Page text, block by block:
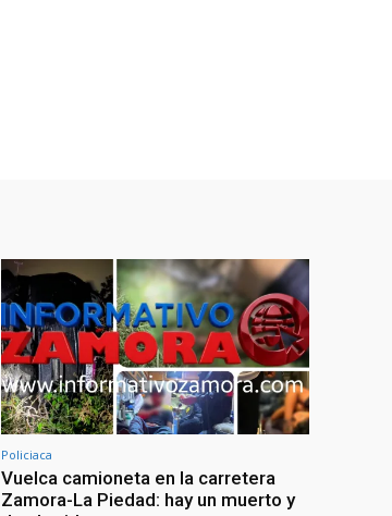
Policiaca
Vuelca camioneta en la carretera
Zamora-La Piedad: hay un muerto y